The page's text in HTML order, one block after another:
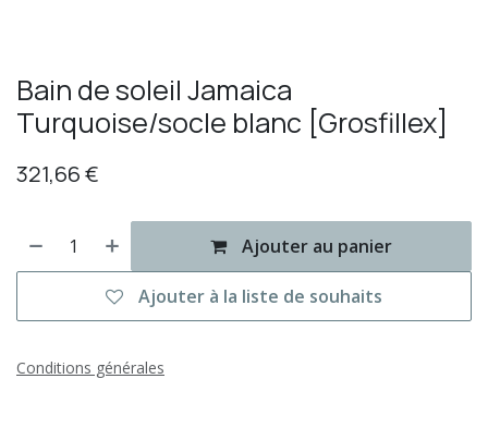
Bain de soleil Jamaica
Turquoise/socle blanc [Grosfillex]
321,66€
Ajouter au panier
Ajouter à la liste de souhaits
Conditions générales